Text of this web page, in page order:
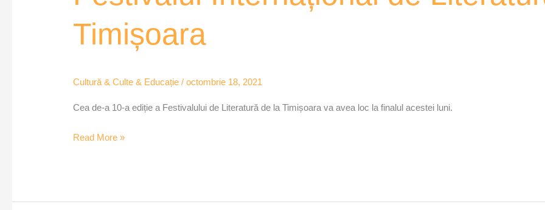
Timișoara
Cultură & Culte & Educație /octombrie 18, 2021
Cea de-a 10-a ediție a Festivalului de Literatură de la Timișoara va avea loc la finalul acestei luni.
Literatură
Timișoara
Read More »